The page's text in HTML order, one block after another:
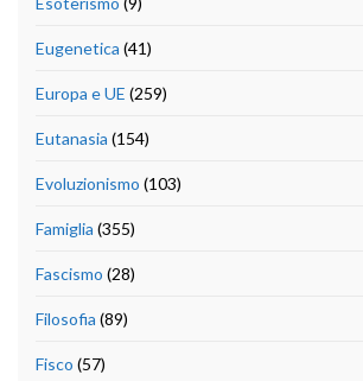
Eugenetica (41)
Europa e UE (259)
Eutanasia (154)
Evoluzionismo (103)
Famiglia (355)
Fascismo (28)
Filosofia (89)
Fisco (57)